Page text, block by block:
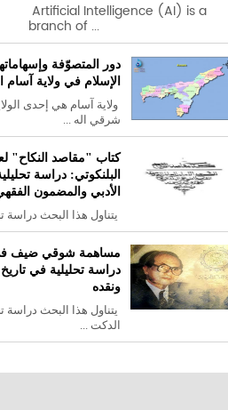
Artificial Intelligence (AI) is a
branch of ...
دور المتصوّفة
الإسلام في ولاية آسام
ولاية آسام هي إحدى
شرقي اله ...
كتاب "مقاصد النكاح"
البلنكوتي: دراسة
الأدبي والمضمون
يتناول هذا البحث دراسة
مساهمة شوقي ضيف في
دراسة تحليلية في
ونقده
يتناول هذا البحث دراسة
الدكت ...